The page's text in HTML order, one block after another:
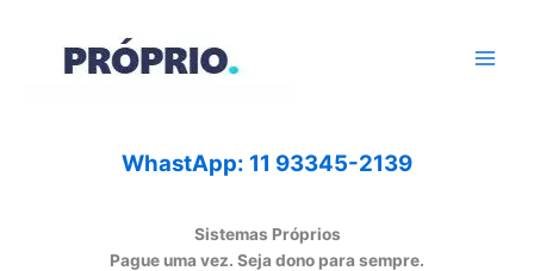
WhastApp: 11 93345-2139
Sistemas Próprios
Pague uma vez. Seja dono para sempre.